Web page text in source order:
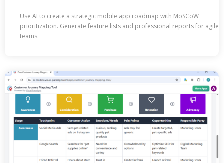
Use AI to create a strategic mobile app roadmap with MoSCoW
prioritization. Generate feature lists and professional reports for agile
teams.